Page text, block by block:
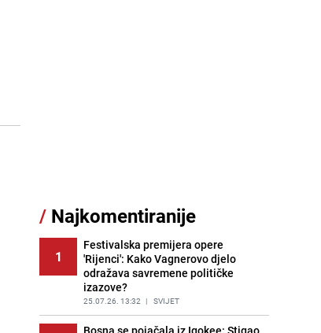
11
listi: Ovo su lokacije prvih Lidl
PRIJE OKO 19H | BOSNA I HERCEGOVINA
Gosti iz Njemačke napravili požar u
apartmanu u Istri, vlasniku se
smijali i pokazivali srednji prst
PRIJE 2 DANA | REGIJA
/ Najkomentiranije
1
Festivalska premijera opere
'Rijenci': Kako Vagnerovo djelo
odražava savremene političke
izazove?
25.07.26. 13:32 | SVIJET